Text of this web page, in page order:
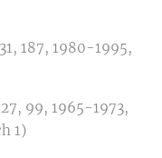
187, 1980-1995,
99, 1965-1973,
1)